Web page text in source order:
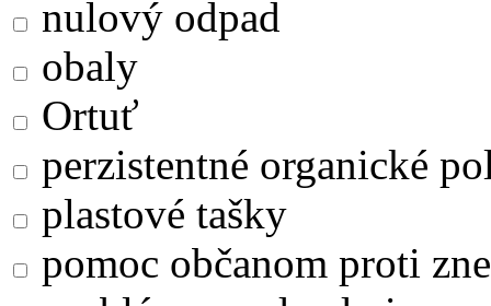
nulový odpad
obaly
Ortuť
perzistentné organické
plastové tašky
pomoc občanom proti